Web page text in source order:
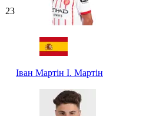
23
Іван Мартін І. Мартін